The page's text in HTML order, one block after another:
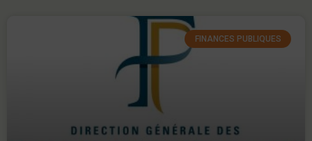
FINANCES PUBLIQUES